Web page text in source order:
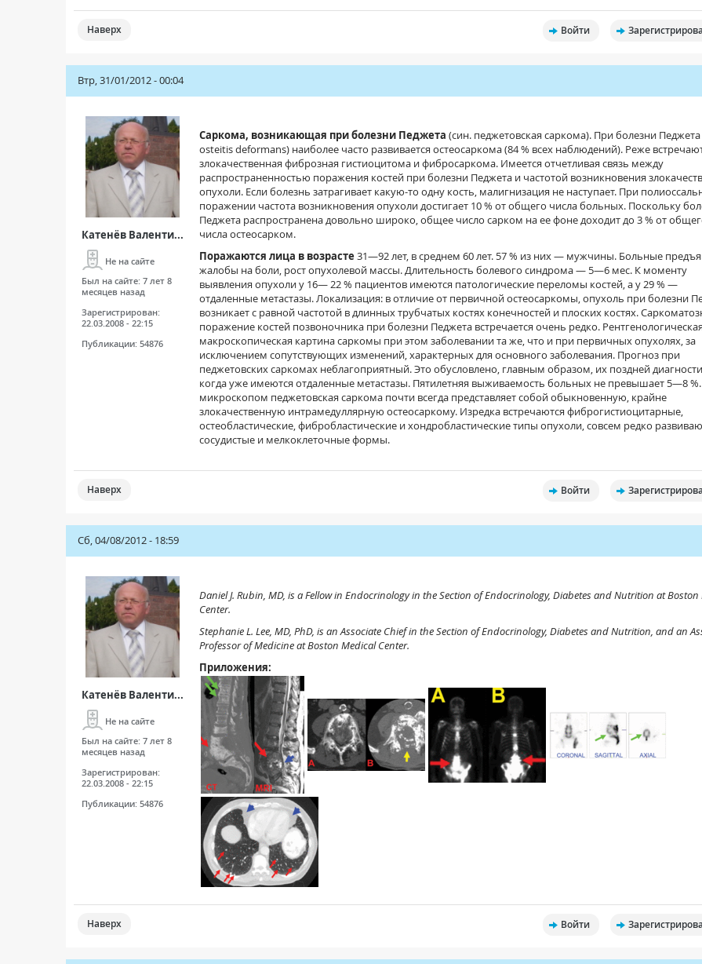
Наверх Войти
Втр, 31/01/2012 - 00:04
Катенёв Валенти...
Не на сайте
Был на сайте: 7 лет 8
месяцев назад
Зарегистрирован:
22.03.2008 - 22:15
Публикации: 54876
Саркома, возникающая при болезни Педжета (син. педжетовская саркома). При болезни Педжета
osteitis deformans) наиболее часто развивается остеосаркома (84 % всех наблюдений). Реже
злокачественная фиброзная гистиоцитома и фибросаркома. Имеется отчетливая связь между
распространенностью поражения костей при болезни Педжета и частотой возникновения
опухоли. Если болезнь затрагивает какую-то одну кость, малигнизация не наступает. При
поражении частота возникновения опухоли достигает 10 % от общего числа больных. Поскольку
Педжета распространена довольно широко, общее число сарком на ее фоне доходит до 3 % от
числа остеосарком.
Поражаются лица в возрасте 31—92 лет, в среднем 60 лет. 57 % из них — мужчины. Больные
жалобы на боли, рост опухолевой массы. Длительность болевого синдрома — 5—6 мес. К моменту
выявления опухоли у 16— 22 % пациентов имеются патологические переломы костей, а у 29 % —
отдаленные метастазы. Локализация: в отличие от первичной остеосаркомы, опухоль при болезни
возникает с равной частотой в длинных трубчатых костях конечностей и плоских костях.
поражение костей позвоночника при болезни Педжета встречается очень редко.
макроскопическая картина саркомы при этом заболевании та же, что и при первичных опухолях, за
исключением сопутствующих изменений, характерных для основного заболевания. Прогноз при
педжетовских саркомах неблагоприятный. Это обусловлено, главным образом, их поздней
когда уже имеются отдаленные метастазы. Пятилетняя выживаемость больных не превышает 5—8
микроскопом педжетовская саркома почти всегда представляет собой обыкновенную, крайне
злокачественную интрамедуллярную остеосаркому. Изредка встречаются фиброгистиоцитарные,
остеобластические, фибробластические и хондробластические типы опухоли, совсем редко
сосудистые и мелкоклеточные формы.
Наверх Войти
Сб, 04/08/2012 - 18:59
Катенёв Валенти...
Не на сайте
Был на сайте: 7 лет 8
месяцев назад
Зарегистрирован:
22.03.2008 - 22:15
Публикации: 54876
Daniel J. Rubin, MD, is a Fellow in Endocrinology in the Section of Endocrinology, Diabetes and Nutrition at
Center.
Stephanie L. Lee, MD, PhD, is an Associate Chief in the Section of Endocrinology, Diabetes and Nutrition, and an
Professor of Medicine at Boston Medical Center.
Приложения:
Наверх Войти